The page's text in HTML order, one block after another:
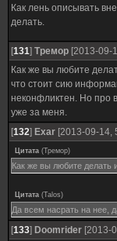
Как лень описывать
делать.
[131] Тремор [2013-09-
Как же вы любите
что стоит сию
неконфликтен. Но про
уже за меня.
[132] Exar [2013-09-14,
Цитата (Тремор)
Как же вы любите делать
Цитата (Talos)
Да всем насрать на нее,
[133] Doomrider [2013-